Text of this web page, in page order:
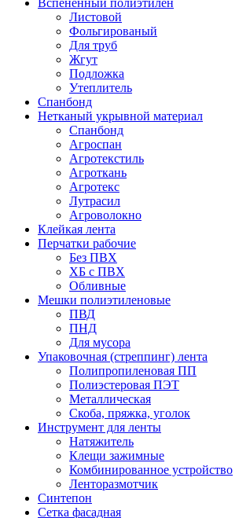
Листовой
Фольгированый
Для труб
Жгут
Подложка
Утеплитель
Спанбонд
Нетканый укрывной материал
Спанбонд
Агроспан
Агротекстиль
Агроткань
Агротекс
Лутрасил
Агроволокно
Клейкая лента
Перчатки рабочие
Без ПВХ
ХБ с ПВХ
Обливные
Мешки полиэтиленовые
ПВД
ПНД
Для мусора
Упаковочная (стреппинг) лента
Полипропиленовая ПП
Полиэстеровая ПЭТ
Металлическая
Скоба, пряжка, уголок
Инструмент для ленты
Натяжитель
Клещи зажимные
Комбинированное устройство
Ленторазмотчик
Синтепон
Сетка фасадная